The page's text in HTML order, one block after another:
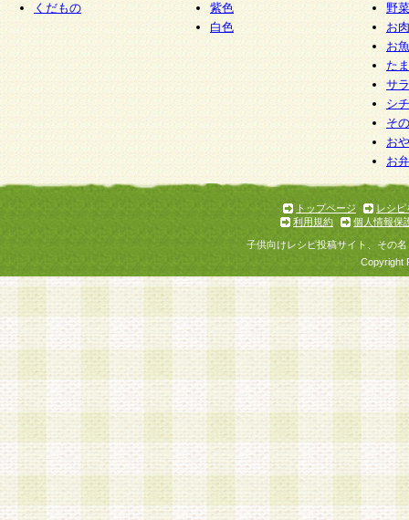
くだもの
紫色
白色
野
お
お
た
サ
シ
そ
お
お
トップページ
レシピ
利用規約
個人情報保
子供向けレシピ投稿サイト、その
Copyright